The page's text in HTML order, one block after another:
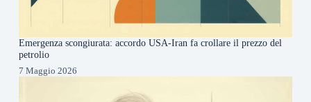
Emergenza scongiurata: accordo USA-Iran fa crollare il prezzo del
petrolio
7 Maggio 2026